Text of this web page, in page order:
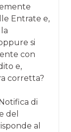
Entrate e,
si
con
e,
corretta?
di
del
al